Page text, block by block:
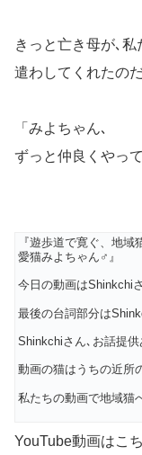
きっと亡き母が､私
遣わしてくれたの
「みよちゃん､
ずっと仲良くやっ
『遊歩道で寛ぐ、地
愛猫みよちゃん♂』
今日の動画はShinkchi
最後の台詞部分は
Shinkchiさん､お話提
動画の猫はうちの近所
私たちの動画で地域猫
YouTube動画はこ